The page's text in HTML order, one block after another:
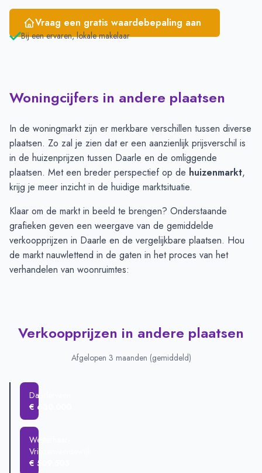
Vraag een gratis waardebepaling aan
Bij een ervaren, lokale makelaar
Woningcijfers in andere plaatsen
In de woningmarkt zijn er merkbare verschillen tussen diverse
plaatsen. Zo zal je zien dat er een aanzienlijk prijsverschil is
in de huizenprijzen tussen Daarle en de omliggende
plaatsen. Met een breder perspectief op de huizenmarkt,
krijg je meer inzicht in de huidige marktsituatie.
Klaar om de markt in beeld te brengen? Onderstaande
grafieken geven een weergave van de gemiddelde
verkoopprijzen in Daarle en de vergelijkbare plaatsen. Hou
de markt nauwlettend in de gaten in het proces van het
verhandelen van woonruimtes:
Verkoopprijzen in andere plaatsen
Afgelopen 3 maanden (gemiddeld)
Daarlerveen
€ 630.000
Westerhaar-
Vriezenveensewijk
€ 509.503